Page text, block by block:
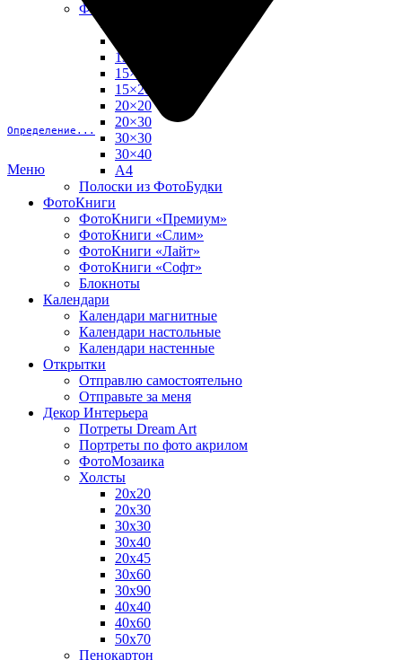
Определение...
Меню
Фото в рамке
13×18
15×15
15×20
20×20
20×30
30×30
30×40
A4
Полоски из ФотоБудки
ФотоКниги
ФотоКниги «Премиум»
ФотоКниги «Слим»
ФотоКниги «Лайт»
ФотоКниги «Софт»
Блокноты
Календари
Календари магнитные
Календари настольные
Календари настенные
Открытки
Отправлю самостоятельно
Отправьте за меня
Декор Интерьера
Потреты Dream Art
Портреты по фото акрилом
ФотоМозаика
Холсты
20х20
20х30
30х30
30х40
20х45
30х60
30х90
40х40
40х60
50х70
Пенокартон